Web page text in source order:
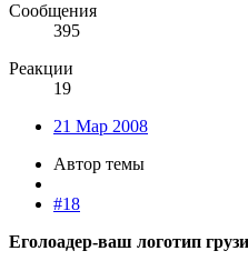
Сообщения
395
Реакции
19
21 Мар 2008
Автор темы
#18
Еголоадер-ваш логотип